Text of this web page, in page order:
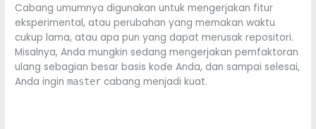
Cabang umumnya digunakan untuk mengerjakan fitur
eksperimental, atau perubahan yang memakan waktu
cukup lama, atau apa pun yang dapat merusak repositori.
Misalnya, Anda mungkin sedang mengerjakan pemfaktoran
ulang sebagian besar basis kode Anda, dan sampai selesai,
Anda inginmaster cabang menjadi kuat.